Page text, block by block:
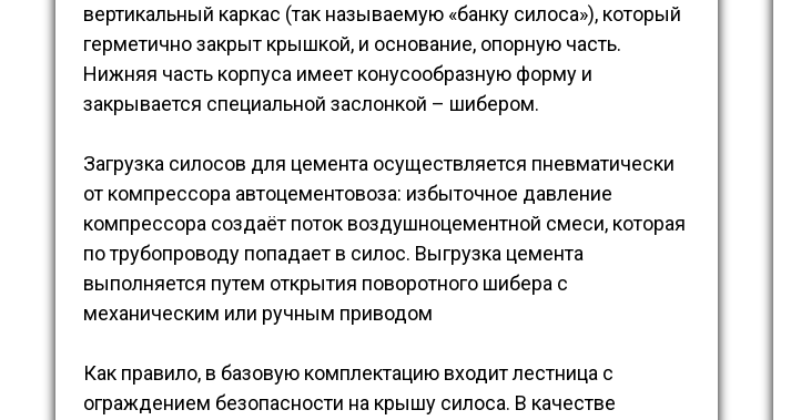
вертикальный каркас (так называемую «банку силоса»), который
герметично закрыт крышкой, и основание, опорную часть.
Нижняя часть корпуса имеет конусообразную форму и
закрывается специальной заслонкой – шибером.
Загрузка силосов для цемента осуществляется пневматически
от компрессора автоцементовоза: избыточное давление
компрессора создаёт поток воздушноцементной смеси, которая
по трубопроводу попадает в силос. Выгрузка цемента
выполняется путем открытия поворотного шибера с
механическим или ручным приводом
Как правило, в базовую комплектацию входит лестница с
ограждением безопасности на крышу силоса. В качестве